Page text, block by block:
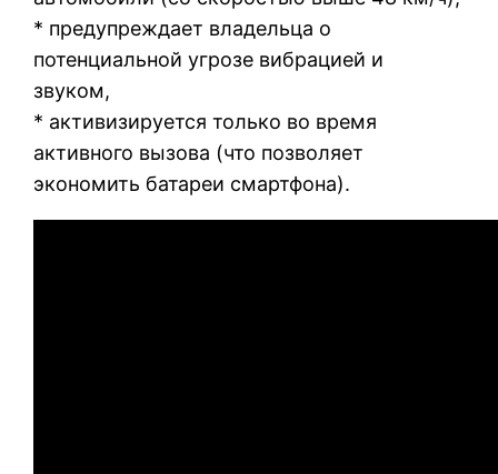
* предупреждает владельца о
потенциальной угрозе вибрацией и
звуком,
* активизируется только во время
активного вызова (что позволяет
экономить батареи смартфона).